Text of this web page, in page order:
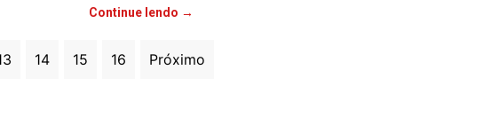
Continue lendo →
14 15 16 Próximo